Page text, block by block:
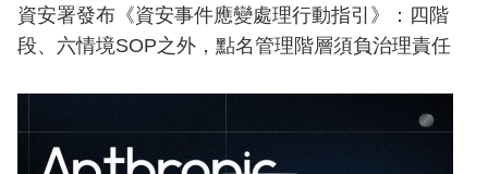
資安署發布《資安事件應變處理行動指引》：四階
段、六情境SOP之外，點名管理階層須負治理責任